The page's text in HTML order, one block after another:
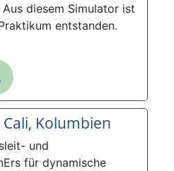
diesem Simulator ist
entstanden.
Cali, Kolumbien
und
für dynamische